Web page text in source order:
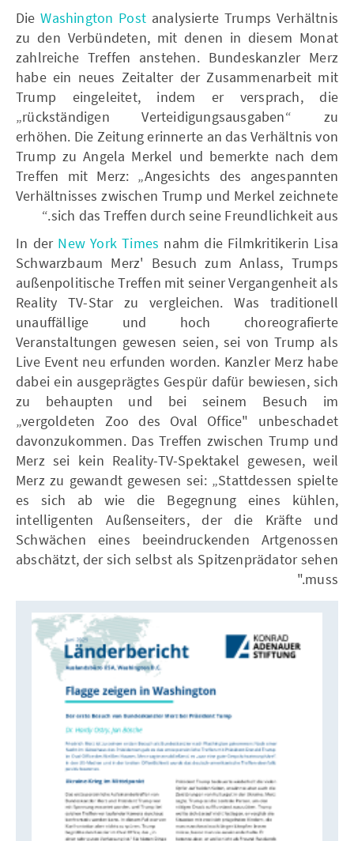
DieWashington Post analysierte Trumps Verhältnis
zu den Verbündeten, mit denen in diesem Monat
zahlreiche Treffen anstehen. Bundeskanzler Merz
habe ein neues Zeitalter der Zusammenarbeit mit
Trump eingeleitet, indem er versprach, die
„rückständigen Verteidigungsausgaben“ zu
erhöhen. Die Zeitung erinnerte an das Verhältnis von
Trump zu Angela Merkel und bemerkte nach dem
Treffen mit Merz: „Angesichts des angespannten
Verhältnisses zwischen Trump und Merkel zeichnete
sich das Treffen durch seine Freundlichkeit aus.“
In der New York Times nahm die Filmkritikerin Lisa
Schwarzbaum Merz' Besuch zum Anlass, Trumps
außenpolitische Treffen mit seiner Vergangenheit als
Reality TV-Star zu vergleichen. Was traditionell
unauffällige und hoch choreografierte
Veranstaltungen gewesen seien, sei von Trump als
Live Event neu erfunden worden. Kanzler Merz habe
dabei ein ausgeprägtes Gespür dafür bewiesen, sich
zu behaupten und bei seinem Besuch im
„vergoldeten Zoo des Oval Office" unbeschadet
davonzukommen. Das Treffen zwischen Trump und
Merz sei kein Reality-TV-Spektakel gewesen, weil
Merz zu gewandt gewesen sei: „Stattdessen spielte
es sich ab wie die Begegnung eines kühlen,
intelligenten Außenseiters, der die Kräfte und
Schwächen eines beeindruckenden Artgenossen
abschätzt, der sich selbst als Spitzenprädator sehen
muss."